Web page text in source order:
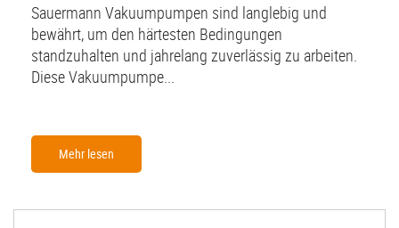
Sauermann Vakuumpumpen sind langlebig und
bewährt, um den härtesten Bedingungen
standzuhalten und jahrelang zuverlässig zu arbeiten.
Diese Vakuumpumpe...
Mehr lesen